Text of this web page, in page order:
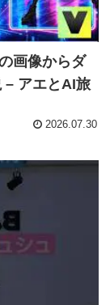
画像からダ
– アエとAI旅
2026.07.30